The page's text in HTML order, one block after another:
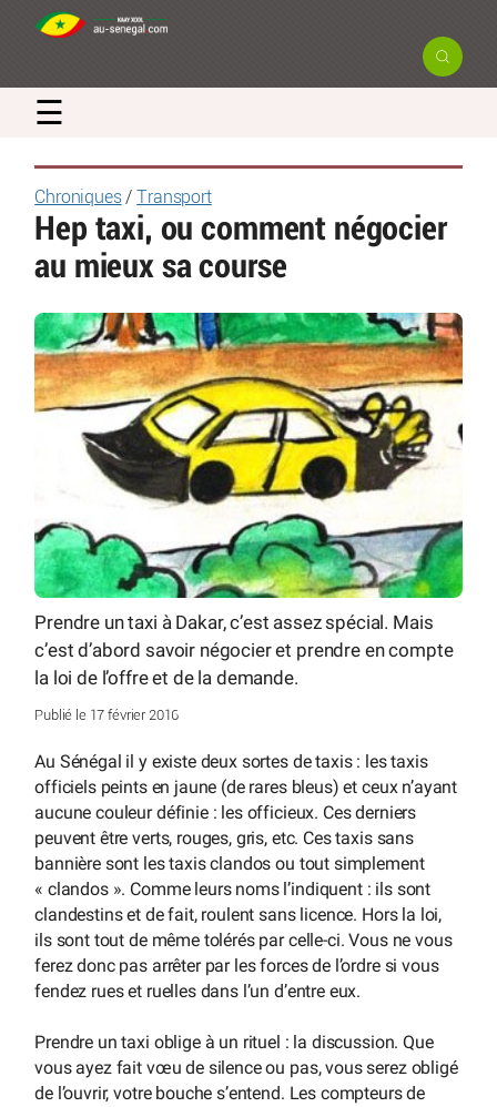
☰
Chroniques/ Transport
Hep taxi, ou comment négocier
au mieux sa course
Prendre un taxi à Dakar, c’est assez spécial. Mais
c’est d’abord savoir négocier et prendre en compte
la loi de l’offre et de la demande.
Publié le 17 février 2016
Au Sénégal il y existe deux sortes de taxis : les taxis
officiels peints en jaune (de rares bleus) et ceux n’ayant
aucune couleur définie : les officieux. Ces derniers
peuvent être verts, rouges, gris, etc. Ces taxis sans
bannière sont les taxis clandos ou tout simplement
« clandos ». Comme leurs noms l’indiquent : ils sont
clandestins et de fait, roulent sans licence. Hors la loi,
ils sont tout de même tolérés par celle-ci. Vous ne vous
ferez donc pas arrêter par les forces de l’ordre si vous
fendez rues et ruelles dans l’un d’entre eux.
Prendre un taxi oblige à un rituel : la discussion. Que
vous ayez fait vœu de silence ou pas, vous serez obligé
de l’ouvrir, votre bouche s’entend. Les compteurs de